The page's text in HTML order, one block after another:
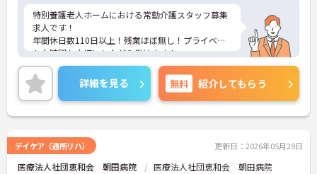
特別養護老人ホームにおける常勤介護スタッフ募集
求人です！
年間休日数110日以上！残業ほぼ無し！プライベー
トな時間も大切にしながら働けます！
マイカー通勤も可能＆無料駐車場も完備のため、通
勤もしやすいですよ！
ご興味ある方には、面接のポイントなど、さらに詳
細をお話致しますのでお気軽にご相談ください。
詳細を見る 無料 紹介してもらう
デイケア（通所リハ） 更新日：2026年05月29日
医療法人社団恵和会 朝田病院 医療法人社団恵和会 朝田病院